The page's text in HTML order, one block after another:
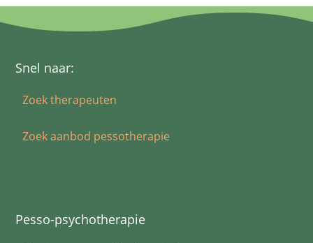
Snel naar:
Zoek therapeuten
Zoek aanbod pessotherapie
Pesso-psychotherapie